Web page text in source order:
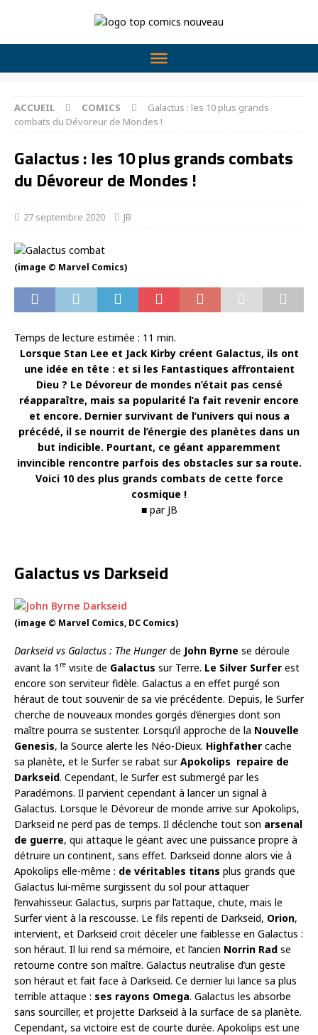
ACCUEIL COMICS
Galactus : les 10 plus grands
combats du Dévoreur de Mondes !
Galactus : les 10 plus grands combats
du Dévoreur de Mondes !
27 septembre 2020 JB
(image © Marvel Comics)
Temps de lecture estimée : 11 min.
Lorsque Stan Lee et Jack Kirby créent Galactus, ils ont
une idée en tête : et si les Fantastiques affrontaient
Dieu ? Le Dévoreur de mondes n’était pas censé
réapparaître, mais sa popularité l’a fait revenir encore
et encore. Dernier survivant de l’univers qui nous a
précédé, il se nourrit de l’énergie des planètes dans un
but indicible. Pourtant, ce géant apparemment
invincible rencontre parfois des obstacles sur sa route.
Voici 10 des plus grands combats de cette force
cosmique !
■ par JB
Galactus vs Darkseid
(image © Marvel Comics, DC Comics)
Darkseid vs Galactus : The Hunger de John Byrne se déroule
avant la 1 re visite de Galactus sur Terre. Le Silver Surfer est
encore son serviteur fidèle. Galactus a en effet purgé son
héraut de tout souvenir de sa vie précédente. Depuis, le Surfer
cherche de nouveaux mondes gorgés d’énergies dont son
maître pourra se sustenter. Lorsqu’il approche de la Nouvelle
Genesis, la Source alerte les Néo-Dieux. Highfather cache
sa planète, et le Surfer se rabat surApokolips repaire de
Darkseid. Cependant, le Surfer est submergé par les
Paradémons. Il parvient cependant à lancer un signal à
Galactus. Lorsque le Dévoreur de monde arrive sur Apokolips,
Darkseid ne perd pas de temps. Il déclenche tout son arsenal
de guerre, qui attaque le géant avec une puissance propre à
détruire un continent, sans effet. Darkseid donne alors vie à
Apokolips elle-même : de véritables titans plus grands que
Galactus lui-même surgissent du sol pour attaquer
l’envahisseur. Galactus, surpris par l’attaque, chute, mais le
Surfer vient à la rescousse. Le fils repenti de Darkseid, Orion,
intervient, et Darkseid croit déceler une faiblesse en Galactus :
son héraut. Il lui rend sa mémoire, et l’ancien Norrin Rad se
retourne contre son maître. Galactus neutralise d’un geste
son héraut et fait face à Darkseid. Ce dernier lui lance sa plus
terrible attaque : ses rayons Omega. Galactus les absorbe
sans sourciller, et projette Darkseid à la surface de sa planète.
Cependant, sa victoire est de courte durée. Apokolips est une